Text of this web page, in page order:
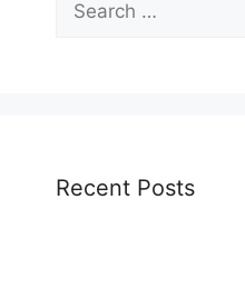
for:
Recent Posts